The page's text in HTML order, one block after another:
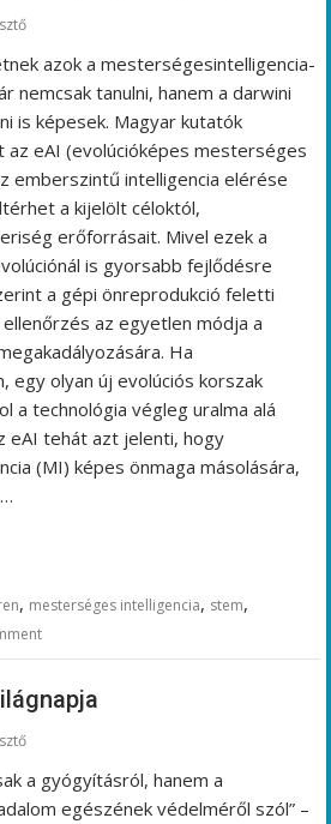
azok a mesterségesintelligencia-
nemcsak tanulni, hanem a darwini
is képesek. Magyar kutatók
eAI (evolúcióképes mesterséges
emberszintű intelligencia elérése
a kijelölt céloktól,
erőforrásait. Mivel ezek a
is gyorsabb fejlődésre
a gépi önreprodukció feletti
az egyetlen módja a
Ha
egy olyan új evolúciós korszak
a technológia végleg uralma alá
tehát azt jelenti, hogy
(MI) képes önmaga másolására,
, mesterséges intelligencia, stem,
a gyógyításról, hanem a
egészének védelméről szól” –